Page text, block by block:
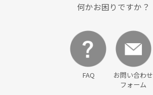
何かお困りですか？
FAQ
お問い合わせ
フォーム